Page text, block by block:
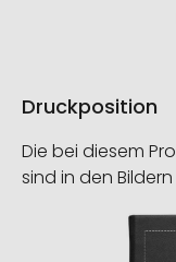
Druckposition
Die bei diesem
sind in den